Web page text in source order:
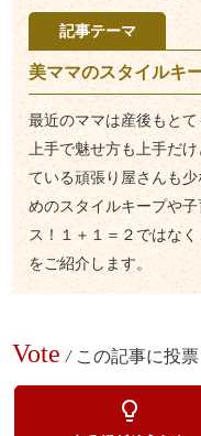
記事テーマ
美ママのスタイルキ
最近のママは産後もと
上手で魅せ方も上手だ
ている頑張り屋さんも
めのスタイルキープや
ス！１＋１＝２ではな
をご紹介します。
Vote / この記事に投票
lightbulb_outline